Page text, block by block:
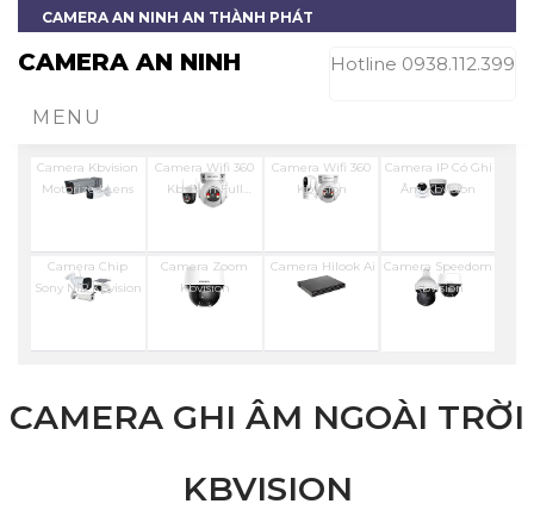
CAMERA AN NINH AN THÀNH PHÁT
CAMERA AN NINH Hotline 0938.112.399
MENU
Camera Kbvision
Motorized Lens
Camera Wifi 360
Kbvision Full
Color
Camera Wifi 360
Kbvision
Camera IP Có Ghi
Âm Kbvision
Camera Chip
Sony NIR KBvision
Camera Zoom
Kbvision
Camera Hilook Ai
Camera Speedom
Kbvision
CAMERA GHI ÂM NGOÀI TRỜI
KBVISION